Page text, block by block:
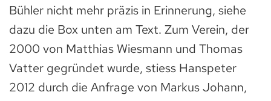
Bühler nicht mehr präzis in Erinnerung, siehe
dazu die Box unten am Text. Zum Verein, der
2000 von Matthias Wiesmann und Thomas
Vatter gegründet wurde, stiess Hanspeter
2012 durch die Anfrage von Markus Johann,